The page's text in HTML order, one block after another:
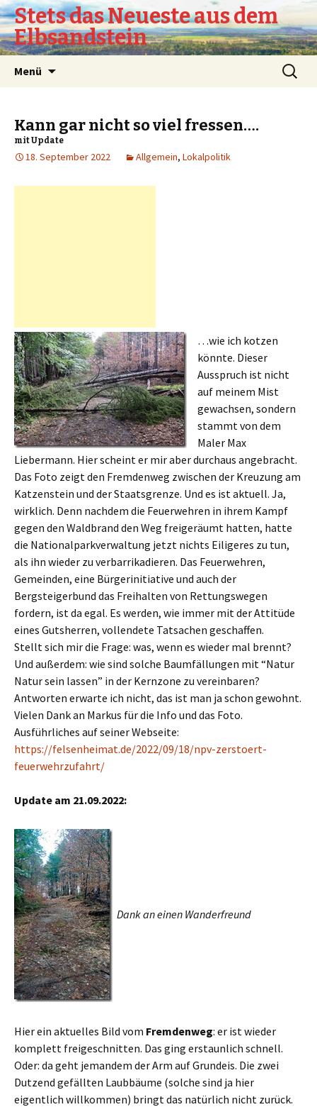
Stets das Neueste aus dem
Elbsandstein
Menü
Suchen
nach:
Kann gar nicht so viel fressen….
mit Update
18. September 2022 Allgemein, Lokalpolitik
…wie ich kotzen
könnte. Dieser
Ausspruch ist nicht
auf meinem Mist
gewachsen, sondern
stammt von dem
Maler Max
Liebermann. Hier scheint er mir aber durchaus angebracht.
Das Foto zeigt den Fremdenweg zwischen der Kreuzung am
Katzenstein und der Staatsgrenze. Und es ist aktuell. Ja,
wirklich. Denn nachdem die Feuerwehren in ihrem Kampf
gegen den Waldbrand den Weg freigeräumt hatten, hatte
die Nationalparkverwaltung jetzt nichts Eiligeres zu tun,
als ihn wieder zu verbarrikadieren. Das Feuerwehren,
Gemeinden, eine Bürgerinitiative und auch der
Bergsteigerbund das Freihalten von Rettungswegen
fordern, ist da egal. Es werden, wie immer mit der Attitüde
eines Gutsherren, vollendete Tatsachen geschaffen.
Stellt sich mir die Frage: was, wenn es wieder mal brennt?
Und außerdem: wie sind solche Baumfällungen mit “Natur
Natur sein lassen” in der Kernzone zu vereinbaren?
Antworten erwarte ich nicht, das ist man ja schon gewohnt.
Vielen Dank an Markus für die Info und das Foto.
Ausführliches auf seiner Webseite:
https://felsenheimat.de/2022/09/18/npv-zerstoert-
feuerwehrzufahrt/
Update am 21.09.2022:
Dank an einen Wanderfreund
Hier ein aktuelles Bild vom Fremdenweg: er ist wieder
komplett freigeschnitten. Das ging erstaunlich schnell.
Oder: da geht jemandem der Arm auf Grundeis. Die zwei
Dutzend gefällten Laubbäume (solche sind ja hier
eigentlich willkommen) bringt das natürlich nicht zurück.